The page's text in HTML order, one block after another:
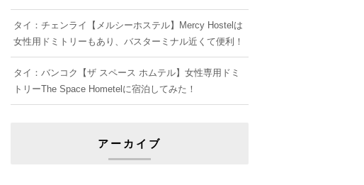
タイ：チェンライ【メルシーホステル】Mercy Hostelは
女性用ドミトリーもあり、バスターミナル近くて便利！
タイ：バンコク【ザ スペース ホムテル】女性専用ドミ
トリーThe Space Hometelに宿泊してみた！
アーカイブ